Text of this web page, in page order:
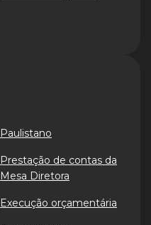
Paulistano
Prestação de contas da
Mesa Diretora
Execução orçamentária